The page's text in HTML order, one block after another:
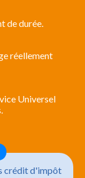
de durée.
réellement
Universel
crédit d'impôt